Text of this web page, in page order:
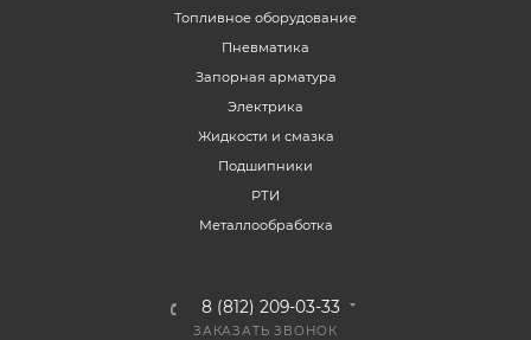
Топливное оборудование
Пневматика
Запорная арматура
Электрика
Жидкости и смазка
Подшипники
РТИ
Металлообработка
8 (812) 209-03-33
ЗАКАЗАТЬ ЗВОНОК